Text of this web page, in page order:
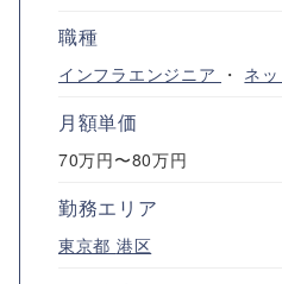
職種
インフラエンジニア ・ ネ
月額単価
70万円〜80万円
勤務エリア
東京都 港区